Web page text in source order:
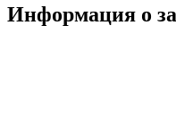
Информация о